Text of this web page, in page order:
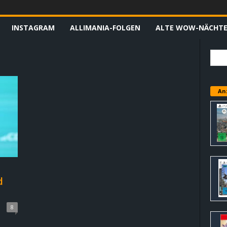
INSTAGRAM ALLIMANIA-FOLGEN ALTE WOW-NÄCHTE
8